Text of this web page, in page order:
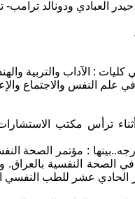
ترأس مكتب الاستشارات